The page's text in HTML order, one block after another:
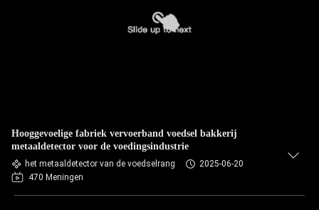
Hooggevoelige fabriek vervoerband voedsel bakkerij
metaaldetector voor de voedingsindustrie
het metaaldetector van de voedselrang
2025-06-20
470 Meningen